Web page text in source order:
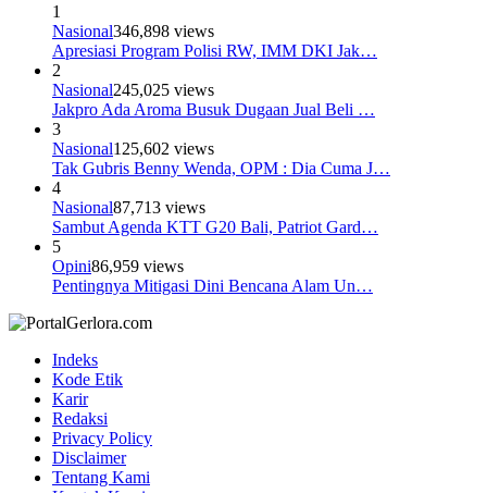
1
Nasional346,898 views
Apresiasi Program Polisi RW, IMM DKI Jak…
2
Nasional245,025 views
Jakpro Ada Aroma Busuk Dugaan Jual Beli …
3
Nasional125,602 views
Tak Gubris Benny Wenda, OPM : Dia Cuma J…
4
Nasional87,713 views
Sambut Agenda KTT G20 Bali, Patriot Gard…
5
Opini86,959 views
Pentingnya Mitigasi Dini Bencana Alam Un…
Indeks
Kode Etik
Karir
Redaksi
Privacy Policy
Disclaimer
Tentang Kami